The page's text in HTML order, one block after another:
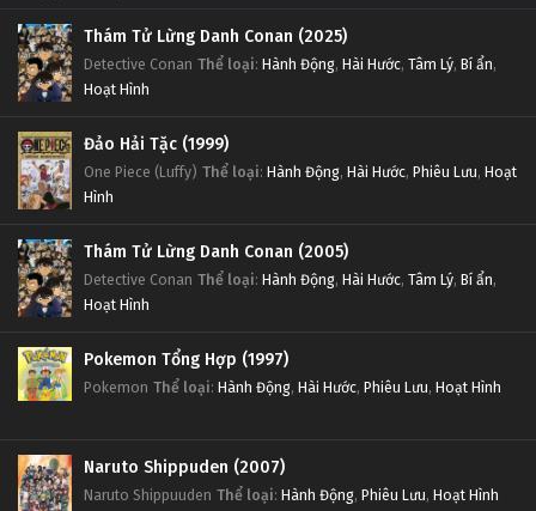
Thám Tử Lừng Danh Conan (2025)
Detective Conan Thể loại: Hành Động, Hài Hước, Tâm Lý, Bí ẩn,
Hoạt Hình
Đảo Hải Tặc (1999)
One Piece (Luffy) Thể loại: Hành Động, Hài Hước, Phiêu Lưu, Hoạt
Hình
Thám Tử Lừng Danh Conan (2005)
Detective Conan Thể loại: Hành Động, Hài Hước, Tâm Lý, Bí ẩn,
Hoạt Hình
Pokemon Tổng Hợp (1997)
Pokemon Thể loại: Hành Động, Hài Hước, Phiêu Lưu, Hoạt Hình
Naruto Shippuden (2007)
Naruto Shippuuden Thể loại: Hành Động, Phiêu Lưu, Hoạt Hình